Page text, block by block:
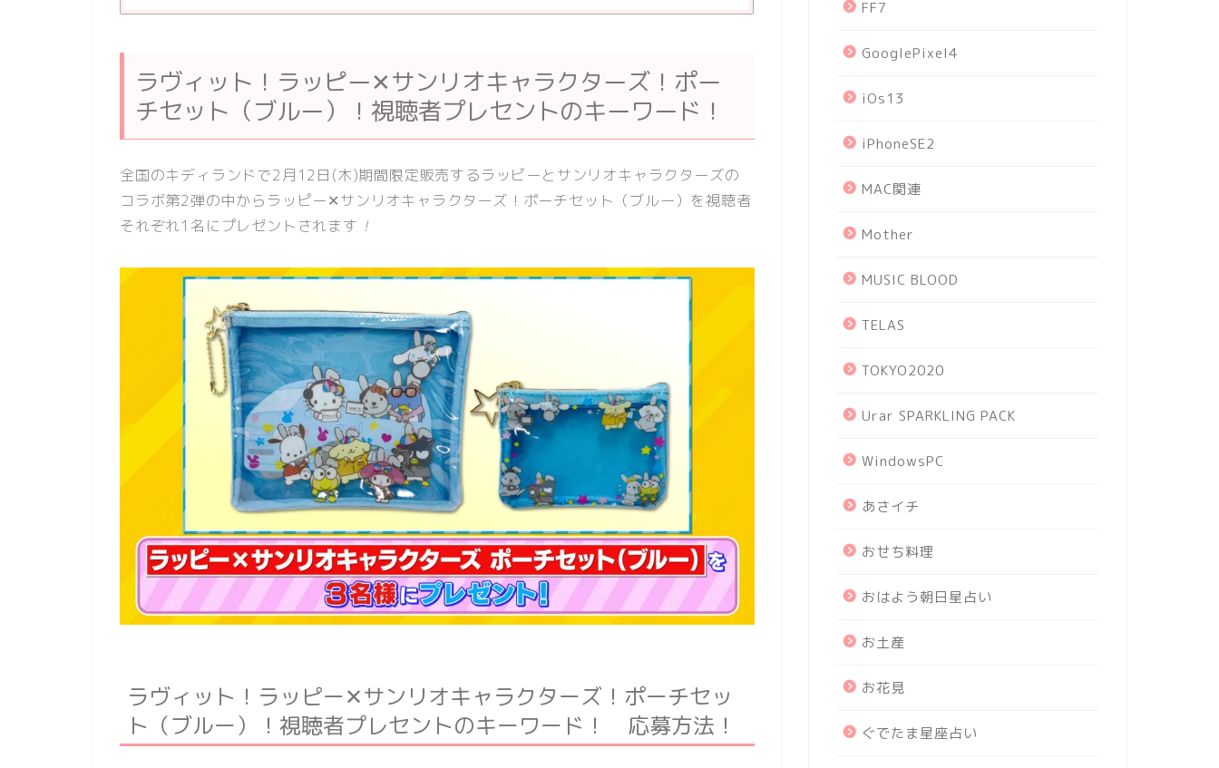
ラヴィット！ラッピー✕サンリオキャラクターズ！ポー
チセット（ブルー）！視聴者プレセントのキーワード！
全国のキディランドで2月12日(木)期間限定販売するラッピーとサンリオキャラクターズの
コラボ第2弾の中からラッピー✕サンリオキャラクターズ！ポーチセット（ブルー）を視聴者
それぞれ1名にプレゼントされます ！
ラヴィット！ラッピー✕サンリオキャラクターズ！ポーチセッ
ト（ブルー）！視聴者プレセントのキーワード！ 応募方法！
FF7
GooglePixel4
iOs13
iPhoneSE2
MAC関連
Mother
MUSIC BLOOD
TELAS
TOKYO2020
Urar SPARKLING PACK
WindowsPC
あさイチ
おせち料理
おはよう朝日星占い
お土産
お花見
ぐでたま星座占い